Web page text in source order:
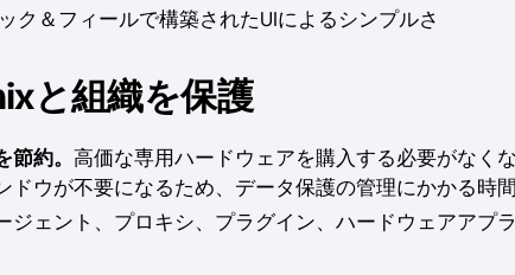
ク＆フィールで構築されたUIによるシンプルさ
と組織を保護
約。 高価な専用ハードウェアを購入する必要がなく
ドウが不要になるため、データ保護の管理にかかる時
ジェント、プロキシ、プラグイン、ハードウェアアプ